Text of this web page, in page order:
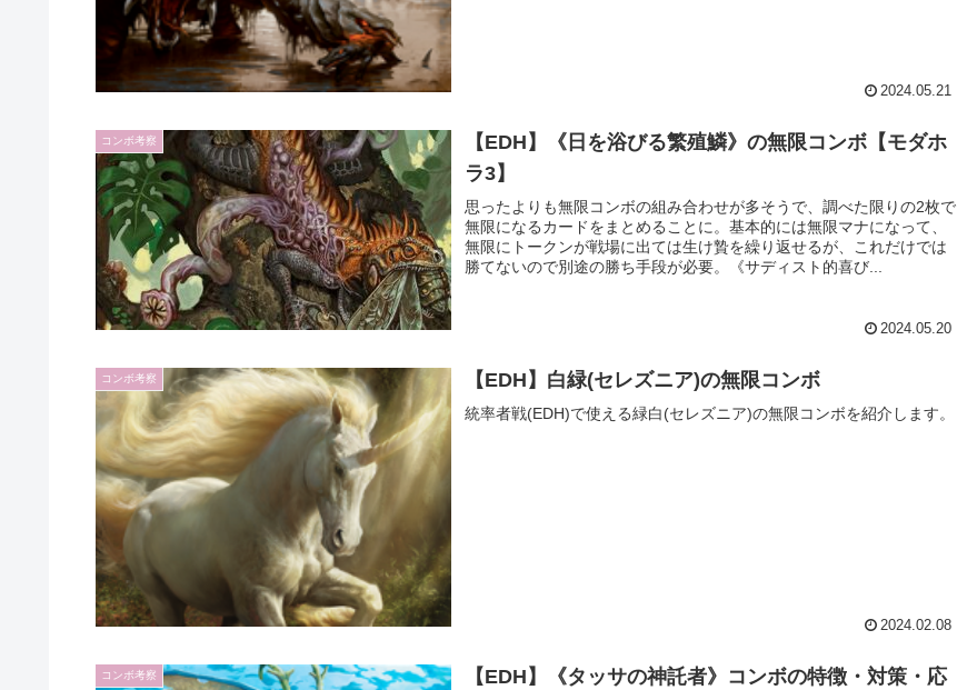
2024.05.21
コンボ考察
【EDH】《日を浴びる繁殖鱗》の無限コンボ【モダホ
ラ3】
思ったよりも無限コンボの組み合わせが多そうで、調べた限りの2枚で
無限になるカードをまとめることに。基本的には無限マナになって、
無限にトークンが戦場に出ては生け贄を繰り返せるが、これだけでは
勝てないので別途の勝ち手段が必要。《サディスト的喜び...
2024.05.20
コンボ考察 【EDH】白緑(セレズニア)の無限コンボ
統率者戦(EDH)で使える緑白(セレズニア)の無限コンボを紹介します。
2024.02.08
コンボ考察
【EDH】《タッサの神託者》コンボの特徴・対策・応